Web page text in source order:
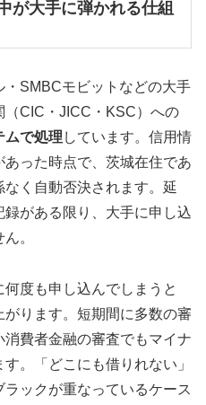
が大手に弾かれる仕組
SMBCモビットなどの大手
CIC・JICC・KSC）への
ムで処理 しています。信用情
った時点で、茨城在住であ
く自動否決されます。延
がある限り、大手に申し込
。
度も申し込んでしまうと
がります。短期間に多数の審
費者金融の審査でもマイナ
。「どこにも借りれない」
ックが重なっているケース